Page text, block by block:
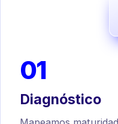
01
Diagnóstico